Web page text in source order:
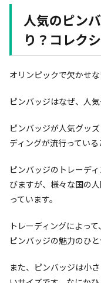
人気のピン
り？コレク
オリンピックで欠かせ
ピンバッジはなぜ、人
ピンバッジが人気グッ
ディングが流行っている
ピンバッジのトレーデ
びますが、様々な国の
っています。
トレーディングによっ
ピンバッジの魅力のひと
また、ピンバッジは小